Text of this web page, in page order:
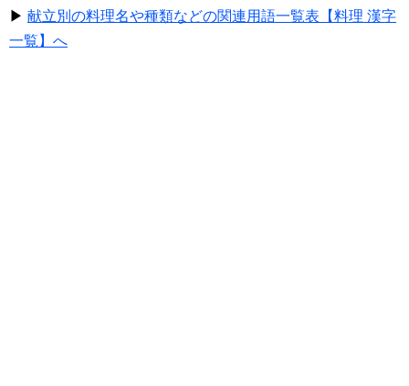
▶ 献立別の料理名や種類などの関連用語一覧表【料理 漢字
一覧】へ